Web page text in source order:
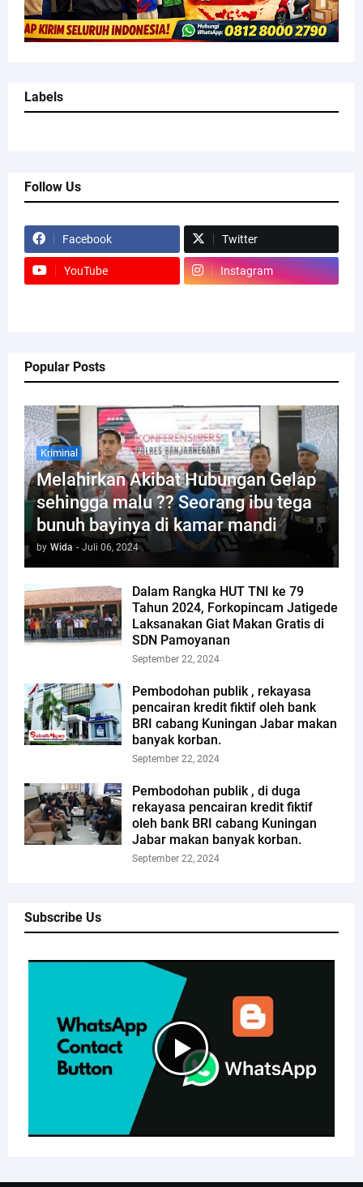
Labels
Follow Us
Facebook Twitter
YouTube Instagram
Popular Posts
Kriminal
Melahirkan Akibat Hubungan Gelap
sehingga malu ?? Seorang ibu tega
bunuh bayinya di kamar mandi
by Wida - Juli 06, 2024
Dalam Rangka HUT TNI ke 79
Tahun 2024, Forkopincam Jatigede
Laksanakan Giat Makan Gratis di
SDN Pamoyanan
September 22, 2024
Pembodohan publik , rekayasa
pencairan kredit fiktif oleh bank
BRI cabang Kuningan Jabar makan
banyak korban.
September 22, 2024
Pembodohan publik , di duga
rekayasa pencairan kredit fiktif
oleh bank BRI cabang Kuningan
Jabar makan banyak korban.
September 22, 2024
Subscribe Us